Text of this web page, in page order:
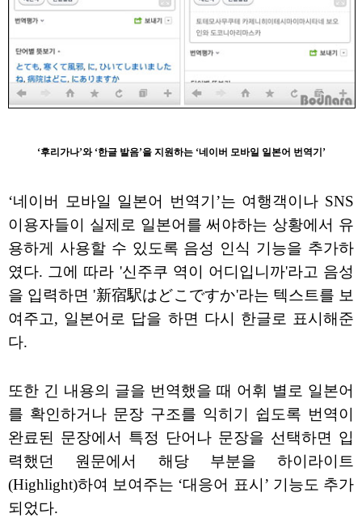
‘후리가나’와 ‘한글 발음’을 지원하는 ‘네이버 모바일 일본어 번역기’
‘네이버 모바일 일본어 번역기’는 여행객이나 SNS
이용자들이 실제로 일본어를 써야하는 상황에서 유
용하게 사용할 수 있도록 음성 인식 기능을 추가하
였다. 그에 따라 '신주쿠 역이 어디입니까'라고 음성
을 입력하면 '新宿駅はどこですか'라는 텍스트를 보
여주고, 일본어로 답을 하면 다시 한글로 표시해준
다.
또한 긴 내용의 글을 번역했을 때 어휘 별로 일본어
를 확인하거나 문장 구조를 익히기 쉽도록 번역이
완료된 문장에서 특정 단어나 문장을 선택하면 입
력했던 원문에서 해당 부분을 하이라이트
(Highlight)하여 보여주는 ‘대응어 표시’ 기능도 추가
되었다.